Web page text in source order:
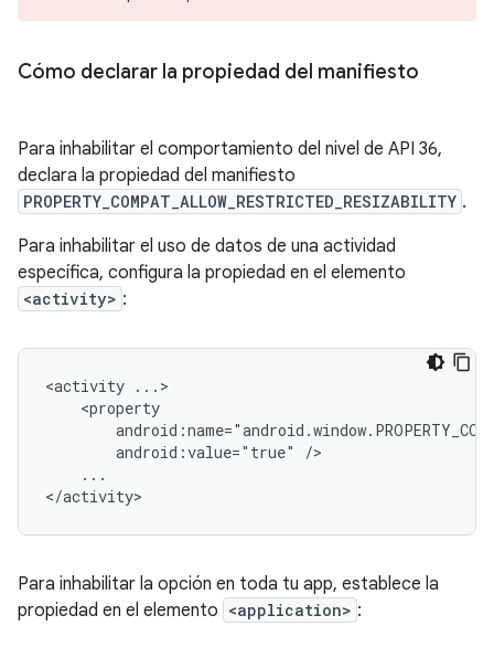
Cómo declarar la propiedad del manifiesto
Para inhabilitar el comportamiento del nivel de API 36,
declara la propiedad del manifiesto
PROPERTY_COMPAT_ALLOW_RESTRICTED_RESIZABILITY .
Para inhabilitar el uso de datos de una actividad
específica, configura la propiedad en el elemento
<activity> :
<activity
android:value="true"
...
Para inhabilitar la opción en toda tu app, establece la
propiedad en el elemento <application> :